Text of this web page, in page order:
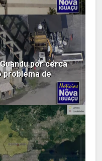
por cerca
problema de